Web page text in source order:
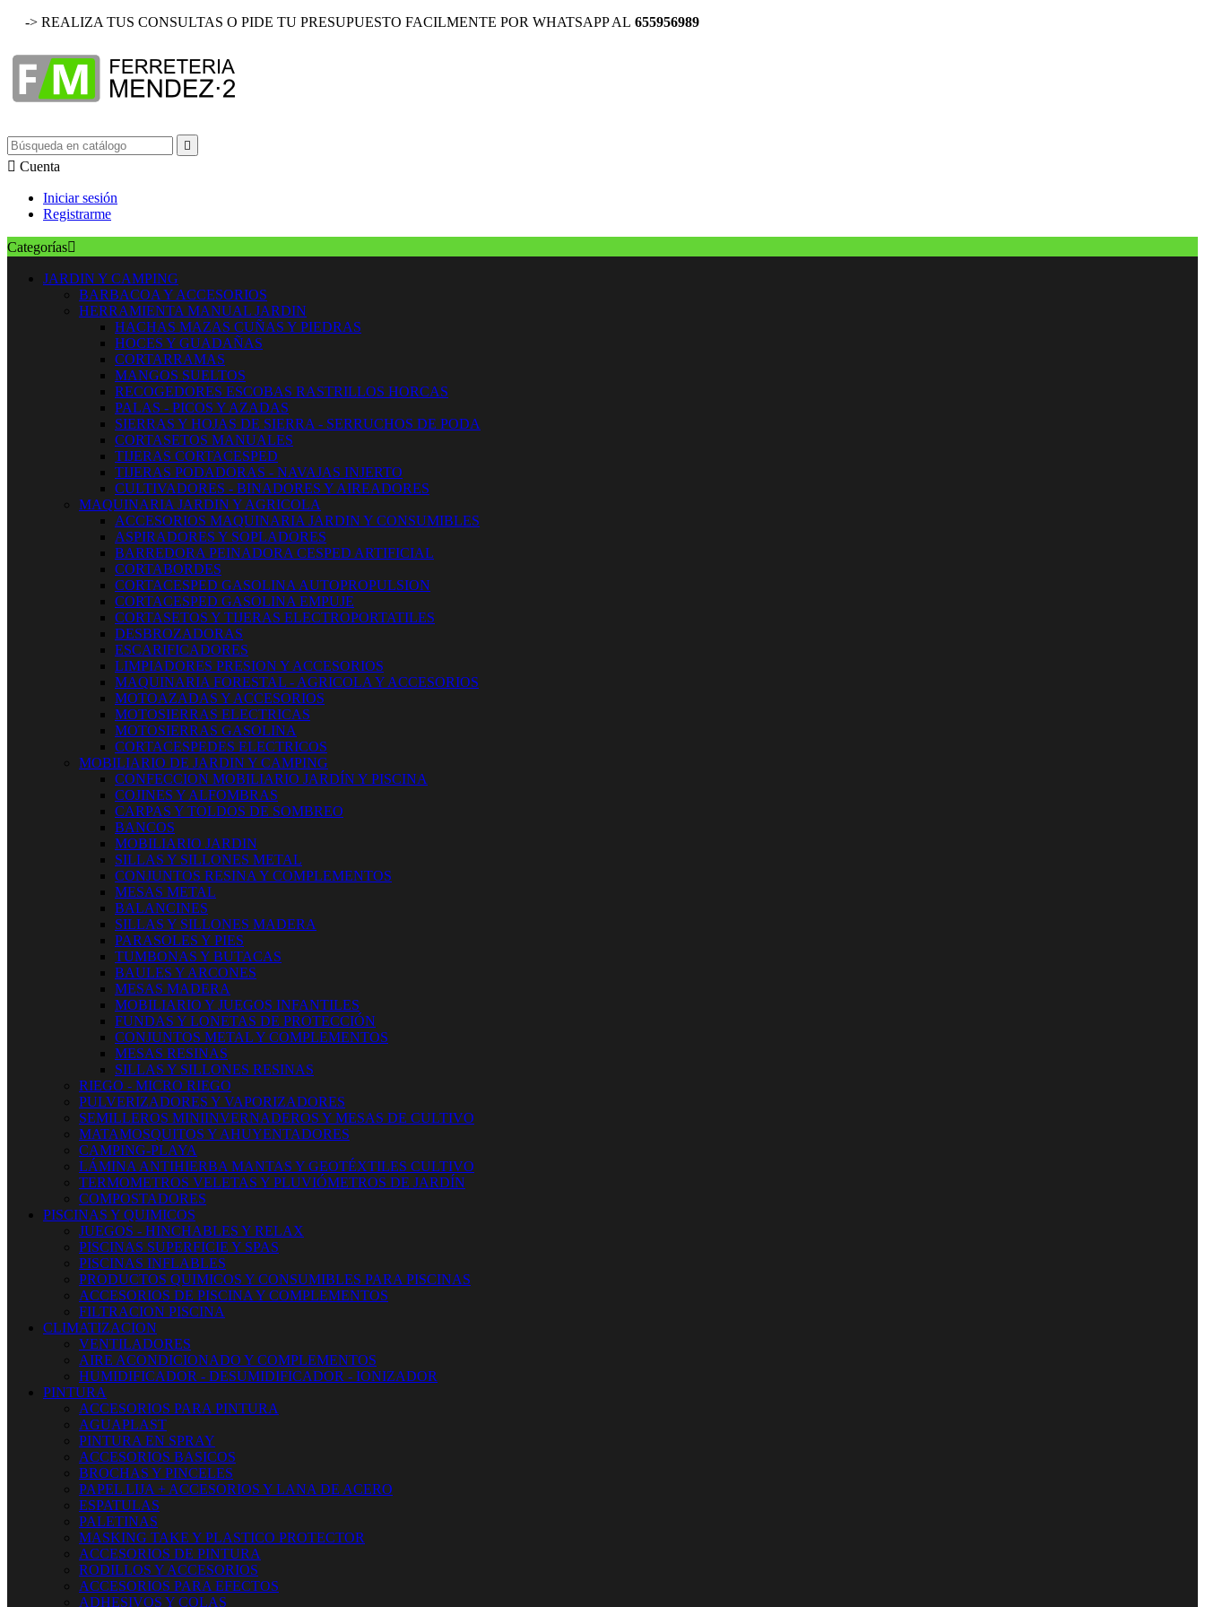
-> REALIZA TUS CONSULTAS O PIDE TU PRESUPUESTO FACILMENTE POR WHATSAPP AL 655956989

 Cuenta
Iniciar sesión
Registrarme
Categorías
JARDIN Y CAMPING
BARBACOA Y ACCESORIOS
HERRAMIENTA MANUAL JARDIN
HACHAS MAZAS CUÑAS Y PIEDRAS
HOCES Y GUADAÑAS
CORTARRAMAS
MANGOS SUELTOS
RECOGEDORES ESCOBAS RASTRILLOS HORCAS
PALAS - PICOS Y AZADAS
SIERRAS Y HOJAS DE SIERRA - SERRUCHOS DE PODA
CORTASETOS MANUALES
TIJERAS CORTACESPED
TIJERAS PODADORAS - NAVAJAS INJERTO
CULTIVADORES - BINADORES Y AIREADORES
MAQUINARIA JARDIN Y AGRICOLA
ACCESORIOS MAQUINARIA JARDIN Y CONSUMIBLES
ASPIRADORES Y SOPLADORES
BARREDORA PEINADORA CESPED ARTIFICIAL
CORTABORDES
CORTACESPED GASOLINA AUTOPROPULSION
CORTACESPED GASOLINA EMPUJE
CORTASETOS Y TIJERAS ELECTROPORTATILES
DESBROZADORAS
ESCARIFICADORES
LIMPIADORES PRESION Y ACCESORIOS
MAQUINARIA FORESTAL - AGRICOLA Y ACCESORIOS
MOTOAZADAS Y ACCESORIOS
MOTOSIERRAS ELECTRICAS
MOTOSIERRAS GASOLINA
CORTACESPEDES ELECTRICOS
MOBILIARIO DE JARDIN Y CAMPING
CONFECCION MOBILIARIO JARDÍN Y PISCINA
COJINES Y ALFOMBRAS
CARPAS Y TOLDOS DE SOMBREO
BANCOS
MOBILIARIO JARDIN
SILLAS Y SILLONES METAL
CONJUNTOS RESINA Y COMPLEMENTOS
MESAS METAL
BALANCINES
SILLAS Y SILLONES MADERA
PARASOLES Y PIES
TUMBONAS Y BUTACAS
BAULES Y ARCONES
MESAS MADERA
MOBILIARIO Y JUEGOS INFANTILES
FUNDAS Y LONETAS DE PROTECCIÓN
CONJUNTOS METAL Y COMPLEMENTOS
MESAS RESINAS
SILLAS Y SILLONES RESINAS
RIEGO - MICRO RIEGO
PULVERIZADORES Y VAPORIZADORES
SEMILLEROS MINIINVERNADEROS Y MESAS DE CULTIVO
MATAMOSQUITOS Y AHUYENTADORES
CAMPING-PLAYA
LÁMINA ANTIHIERBA MANTAS Y GEOTÉXTILES CULTIVO
TERMOMETROS VELETAS Y PLUVIÓMETROS DE JARDÍN
COMPOSTADORES
PISCINAS Y QUIMICOS
JUEGOS - HINCHABLES Y RELAX
PISCINAS SUPERFICIE Y SPAS
PISCINAS INFLABLES
PRODUCTOS QUIMICOS Y CONSUMIBLES PARA PISCINAS
ACCESORIOS DE PISCINA Y COMPLEMENTOS
FILTRACION PISCINA
CLIMATIZACION
VENTILADORES
AIRE ACONDICIONADO Y COMPLEMENTOS
HUMIDIFICADOR - DESUMIDIFICADOR - IONIZADOR
PINTURA
ACCESORIOS PARA PINTURA
AGUAPLAST
PINTURA EN SPRAY
ACCESORIOS BASICOS
BROCHAS Y PINCELES
PAPEL LIJA + ACCESORIOS Y LANA DE ACERO
ESPATULAS
PALETINAS
MASKING TAKE Y PLASTICO PROTECTOR
ACCESORIOS DE PINTURA
RODILLOS Y ACCESORIOS
ACCESORIOS PARA EFECTOS
ADHESIVOS Y COLAS